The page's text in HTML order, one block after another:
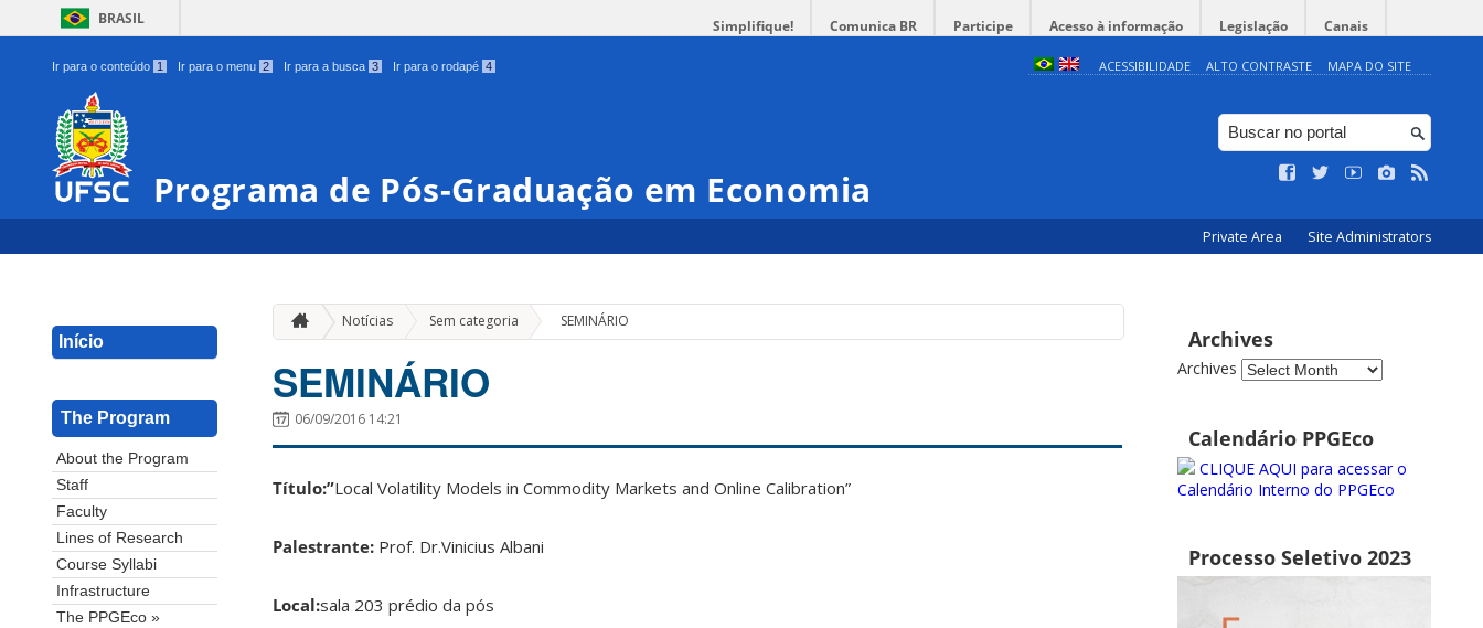
BRASIL Simplifique! Comunica BR Participe Acesso à informação Legislação Canais
Ir para o conteúdo 1 Ir para o menu 2 Ir para a busca 3 Ir para o rodapé 4 ACESSIBILIDADE ALTO CONTRASTE MAPA DO SITE
Programa de Pós-Graduação em Economia
Private Area Site Administrators
Início
The Program
About the Program
Staff
Faculty
Lines of Research
Course Syllabi
Infrastructure
The PPGEco »
Notícias Sem categoria » SEMINÁRIO
SEMINÁRIO
06/09/2016 14:21
Título:”Local Volatility Models in Commodity Markets and Online Calibration”
Palestrante: Prof. Dr.Vinicius Albani
Local:sala 203 prédio da pós
Archives
Archives
Calendário PPGEco
CLIQUE AQUI para acessar o
Calendário Interno do PPGEco
Processo Seletivo 2023